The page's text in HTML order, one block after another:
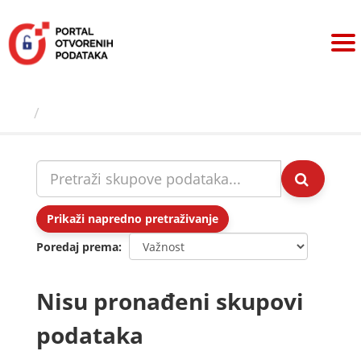
sadržaj
Prikaži napredno pretraživanje
Poredaj prema
Nisu pronađeni skupovi
podataka